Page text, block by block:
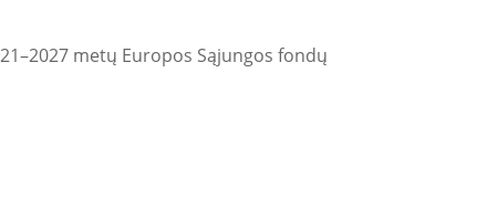
metų Europos Sąjungos fondų